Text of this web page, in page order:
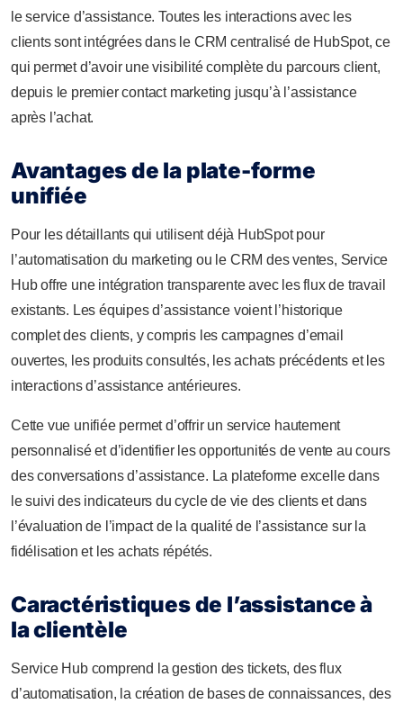
le service d’assistance. Toutes les interactions avec les
clients sont intégrées dans le CRM centralisé de HubSpot, ce
qui permet d’avoir une visibilité complète du parcours client,
depuis le premier contact marketing jusqu’à l’assistance
après l’achat.
Avantages de la plate-forme
unifiée
Pour les détaillants qui utilisent déjà HubSpot pour
l’automatisation du marketing ou le CRM des ventes, Service
Hub offre une intégration transparente avec les flux de travail
existants. Les équipes d’assistance voient l’historique
complet des clients, y compris les campagnes d’email
ouvertes, les produits consultés, les achats précédents et les
interactions d’assistance antérieures.
Cette vue unifiée permet d’offrir un service hautement
personnalisé et d’identifier les opportunités de vente au cours
des conversations d’assistance. La plateforme excelle dans
le suivi des indicateurs du cycle de vie des clients et dans
l’évaluation de l’impact de la qualité de l’assistance sur la
fidélisation et les achats répétés.
Caractéristiques de l’assistance à
la clientèle
Service Hub comprend la gestion des tickets, des flux
d’automatisation, la création de bases de connaissances, des